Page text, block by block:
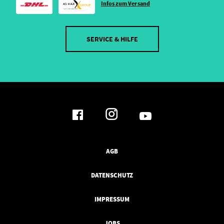
Infos zum Versand
SERVICE & HILFE
AGB
DATENSCHUTZ
IMPRESSUM